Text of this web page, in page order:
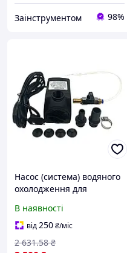
Заінструментом 98%
Насос (система) водяного
охолодження для
В наявності
від250₴/міс
2 631.58 ₴